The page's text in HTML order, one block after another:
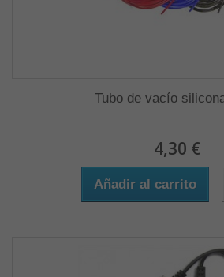
Tubo de vacío
4,30 €
Añadir al carrito